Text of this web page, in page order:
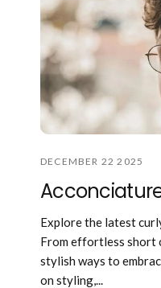
DECEMBER 22 2025
Explore the latest
From effortless short
stylish ways to
on styling,...